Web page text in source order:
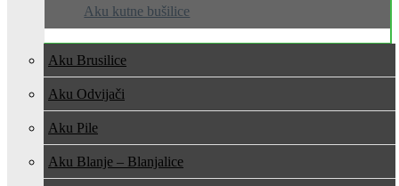
Aku kutne bušilice
Aku Brusilice
Aku Odvijači
Aku Pile
Aku Blanje – Blanjalice